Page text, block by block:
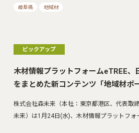
岐阜県 地域材
ピックアップ
木材情報プラットフォームeTREE、
をまとめた新コンテンツ「地域材ポ
株式会社森未来（本社：東京都港区、代表
未来）は1月24日(水)、木材情報プラットフォ